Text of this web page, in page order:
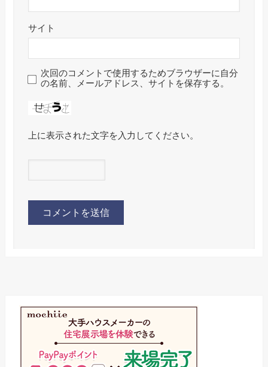
サイト
次回のコメントで使用するためブラウザーに自分
の名前、メールアドレス、サイトを保存する。
上に表示された文字を入力してください。